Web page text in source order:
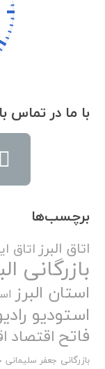
با ما در تماس
برچسب‌ها
اتاق البرزاتاق
بازرگانی
استان البرز
استودیو
فاتح اقتصاد
بازرگانی جعفر سلیمانی